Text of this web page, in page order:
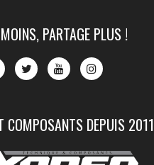
PARTAGE PLUS !
COMPOSANTS DEPUIS 2011